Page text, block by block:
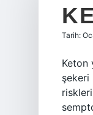
Tarih:
Keton
şekeri